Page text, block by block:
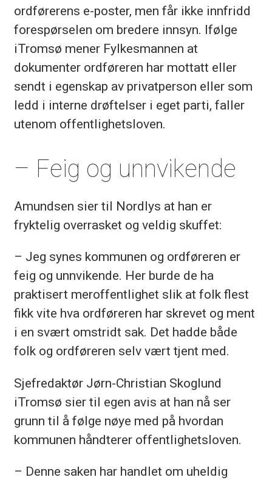
ordførerens e-poster, men får ikke innfridd
forespørselen om bredere innsyn. Ifølge
iTromsø mener Fylkesmannen at
dokumenter ordføreren har mottatt eller
sendt i egenskap av privatperson eller som
ledd i interne drøftelser i eget parti, faller
utenom offentlighetsloven.
– Feig og unnvikende
Amundsen sier til Nordlys at han er
fryktelig overrasket og veldig skuffet:
– Jeg synes kommunen og ordføreren er
feig og unnvikende. Her burde de ha
praktisert meroffentlighet slik at folk flest
fikk vite hva ordføreren har skrevet og ment
i en svært omstridt sak. Det hadde både
folk og ordføreren selv vært tjent med.
Sjefredaktør Jørn-Christian Skoglund
iTromsø sier til egen avis at han nå ser
grunn til å følge nøye med på hvordan
kommunen håndterer offentlighetsloven.
– Denne saken har handlet om uheldig